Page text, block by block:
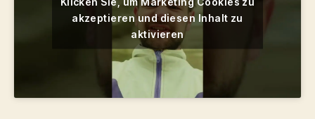
akzeptieren und diesen Inhalt zu
aktivieren